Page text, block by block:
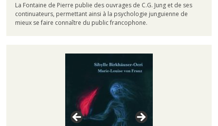
La Fontaine de Pierre publie des ouvrages de C.G. Jung et de ses
continuateurs, permettant ainsi à la psychologie junguienne de
mieux se faire connaître du public francophone.